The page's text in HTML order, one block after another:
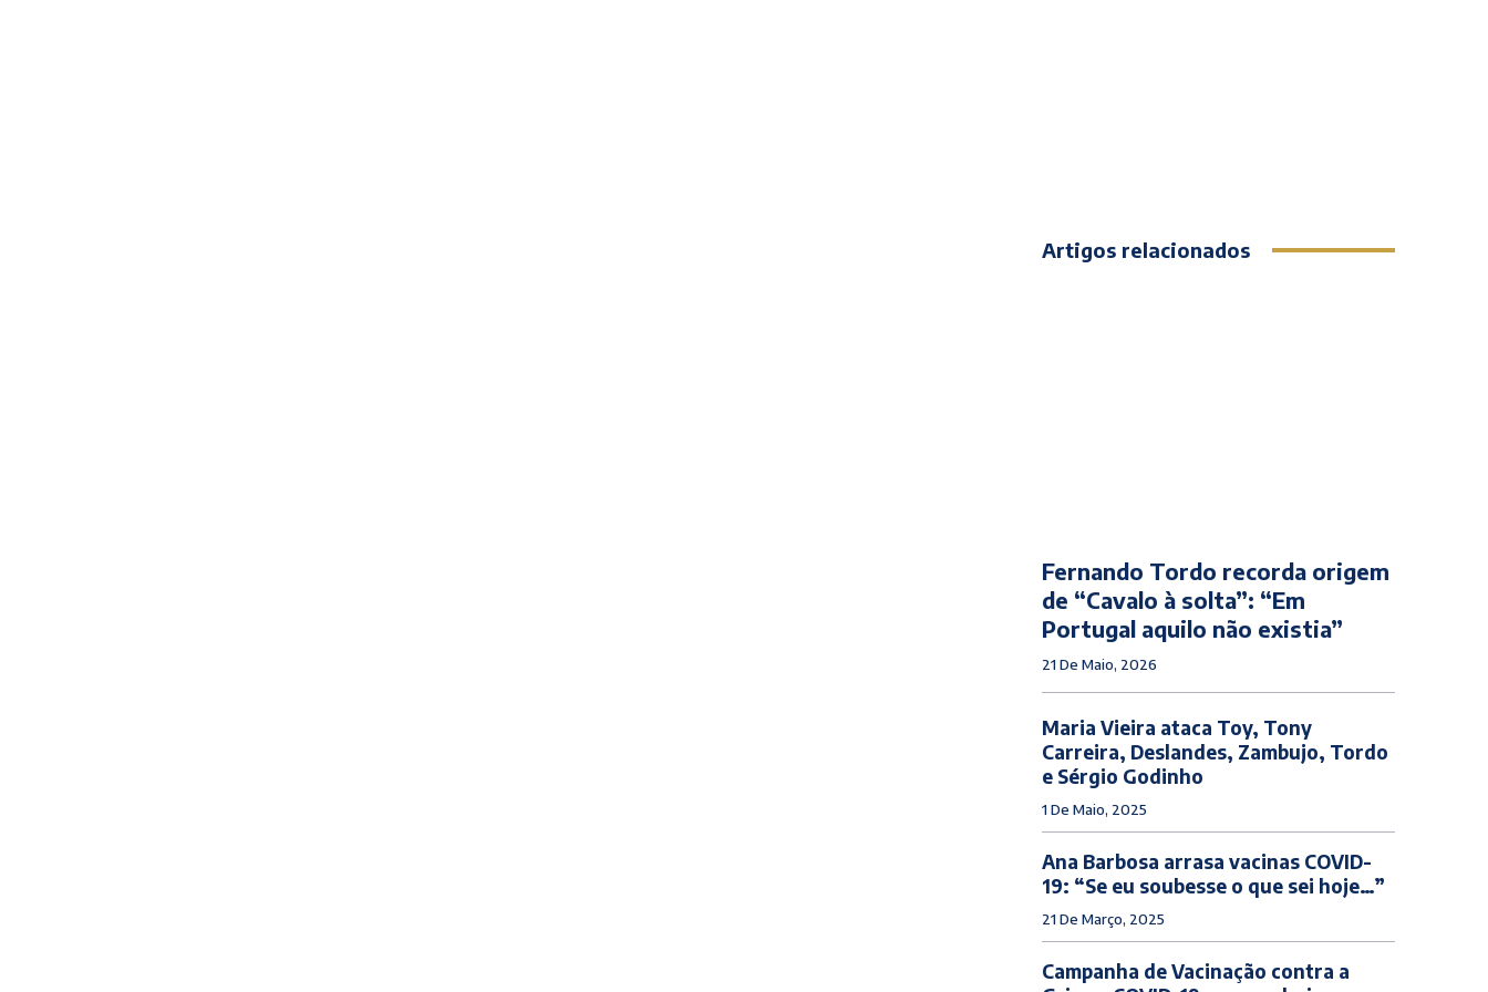
Artigos relacionados
Fernando Tordo recorda origem
de “Cavalo à solta”: “Em
Portugal aquilo não existia”
21 De Maio, 2026
Maria Vieira ataca Toy, Tony
Carreira, Deslandes, Zambujo, Tordo
e Sérgio Godinho
1 De Maio, 2025
Ana Barbosa arrasa vacinas COVID-
19: “Se eu soubesse o que sei hoje…”
21 De Março, 2025
Campanha de Vacinação contra a